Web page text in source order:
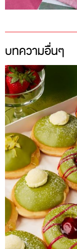
บทความอื่นๆ